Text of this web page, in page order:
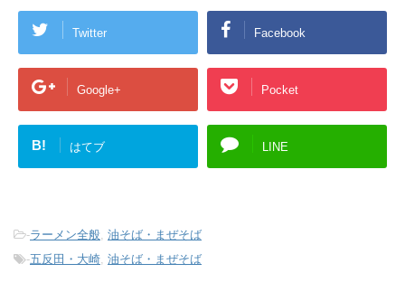
Twitter Facebook
Google+ Pocket
B! はてブ LINE
-ラーメン全般, 油そば・まぜそば
-五反田・大崎, 油そば・まぜそば